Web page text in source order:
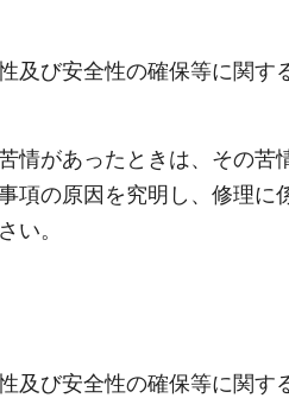
及び安全性の確保等に関
情があったときは、その苦
項の原因を究明し、修理
い。
及び安全性の確保等に関